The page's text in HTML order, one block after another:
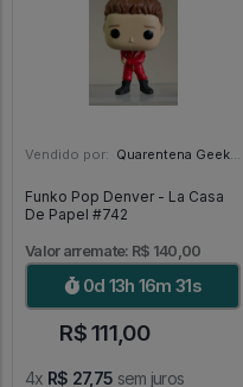
Vendido por: Quarentena Geek Store - SP
Funko Pop Denver - La Casa
De Papel #742
Valor arremate: R$ 140,00
0d 13h 16m 30s
R$ 111,00
4x R$ 27,75 sem juros